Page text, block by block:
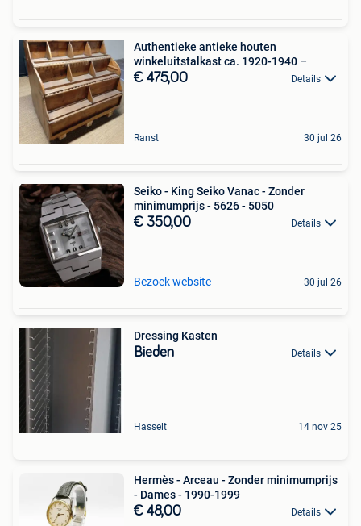
Authentieke antieke houten
winkeluitstalkast ca. 1920-1940 –
€ 475,00 Details
Ranst 30 jul 26
Seiko - King Seiko Vanac - Zonder
minimumprijs - 5626 - 5050
€ 350,00 Details
Bezoek website 30 jul 26
Dressing Kasten
Bieden Details
Hasselt 14 nov 25
Hermès - Arceau - Zonder minimumprijs
- Dames - 1990-1999
€ 48,00 Details